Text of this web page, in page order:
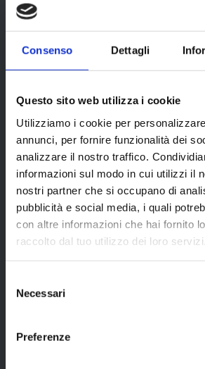
Consenso Dettagli
Questo sito web utilizza i cookie
Utilizziamo i cookie per
annunci, per fornire funzionalità dei
analizzare il nostro traffico.
informazioni sul modo in cui utilizzi il
nostri partner che si occupano di
pubblicità e social media, i quali
con altre informazioni che hai fornito
raccolto dal tuo utilizzo dei loro servizi.
delNecessari
Preferenze
Pezzi per cartone 4
Conservazione 0/+4
Senza glutine.
SLOW
PULLED
VERSATILE: ADATTO A